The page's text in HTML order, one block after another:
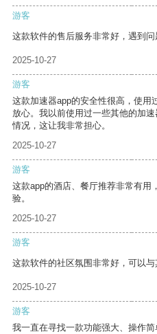
游客
这款软件的售后服务非常好，遇到问
2025-10-27
游客
这款加速器app的安全性很高，使用
放心。我以前使用过一些其他的加
情况，这让我非常担心。
2025-10-27
游客
这款app的酒店、餐厅推荐非常有用
验。
2025-10-27
游客
这款软件的社区氛围非常好，可以与
2025-10-27
游客
我一直在寻找一款功能强大、操作